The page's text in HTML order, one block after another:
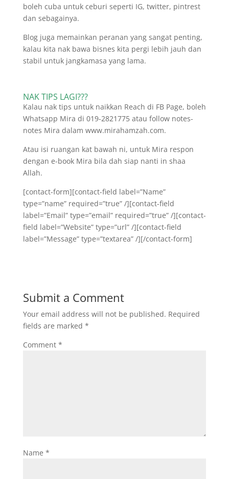
boleh cuba untuk ceburi seperti IG, twitter, pintrest
dan sebagainya.
Blog juga memainkan peranan yang sangat penting,
kalau kita nak bawa bisnes kita pergi lebih jauh dan
stabil untuk jangkamasa yang lama.
NAK TIPS LAGI???
Kalau nak tips untuk naikkan Reach di FB Page, boleh
Whatsapp Mira di 019-2821775 atau follow notes-
notes Mira dalam www.mirahamzah.com.
Atau isi ruangan kat bawah ni, untuk Mira respon
dengan e-book Mira bila dah siap nanti in shaa
Allah.
[contact-form][contact-field label=”Name”
type=”name” required=”true” /][contact-field
label=”Email” type=”email” required=”true” /][contact-
field label=”Website” type=”url” /][contact-field
label=”Message” type=”textarea” /][/contact-form]
Submit a Comment
Your email address will not be published. Required
fields are marked *
Comment *
Name *